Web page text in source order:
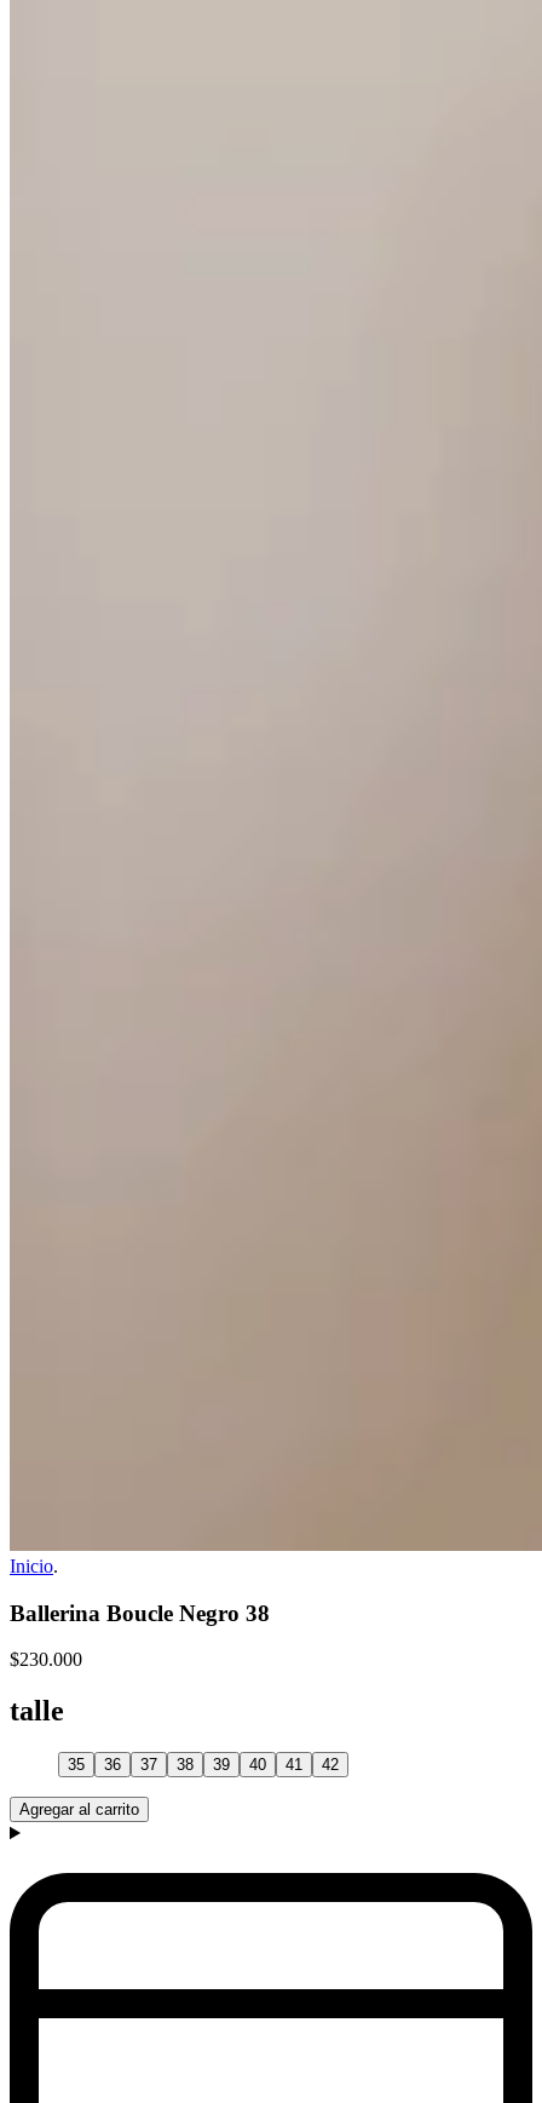
Inicio.
Ballerina Boucle Negro 38
$230.000
talle
35 36 37 38 39 40 41 42
Agregar al carrito